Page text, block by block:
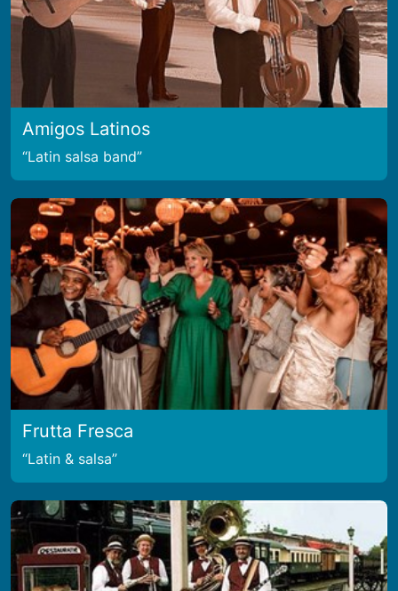
Amigos Latinos
Latin salsa band
Frutta Fresca
Latin & salsa